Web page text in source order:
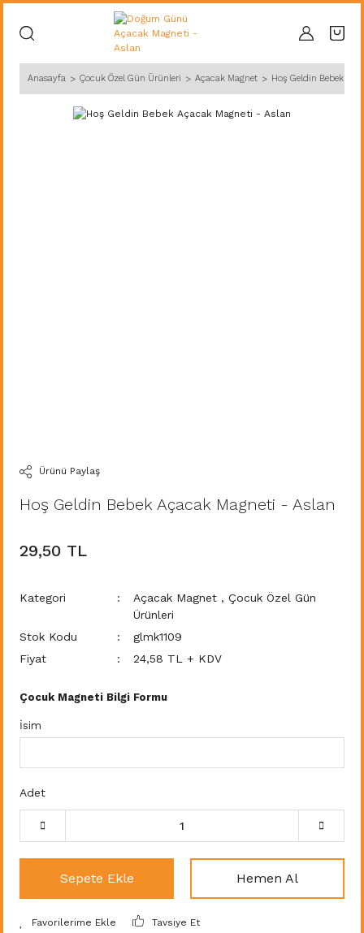
Anasayfa Çocuk Özel Gün Ürünleri Açacak Magnet Hoş Geldin Bebek
Ürünü Paylaş
Hoş Geldin Bebek Açacak Magneti - Aslan
29,50 TL
Kategori Açacak Magnet , Çocuk Özel Gün
Ürünleri
Stok Kodu
glmk1109
Fiyat
24,58 TL + KDV
Çocuk Magneti Bilgi Formu
İsim
Adet
Sepete Ekle Hemen Al
Tavsiye Et